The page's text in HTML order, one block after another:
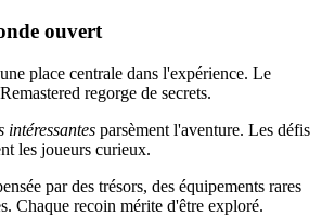
ouvert
place centrale dans l'expérience. Le
regorge de secrets.
intéressantes parsèment l'aventure. Les défis
les joueurs curieux.
par des trésors, des équipements rares
Chaque recoin mérite d'être exploré.